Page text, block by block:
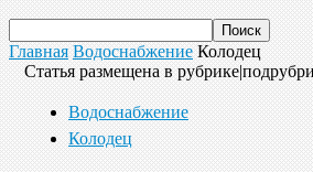
Главная Водоснабжение Колодец
Статья размещена в
Водоснабжение
Колодец